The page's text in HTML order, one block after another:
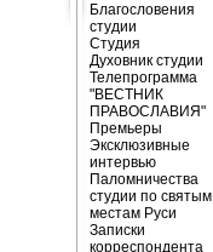
Благословения
студии
Студия
Духовник студии
Телепрограмма
"ВЕСТНИК
ПРАВОСЛАВИЯ"
Премьеры
Эксклюзивные
интервью
Паломничества
студии по святым
местам Руси
Записки
корреспондента